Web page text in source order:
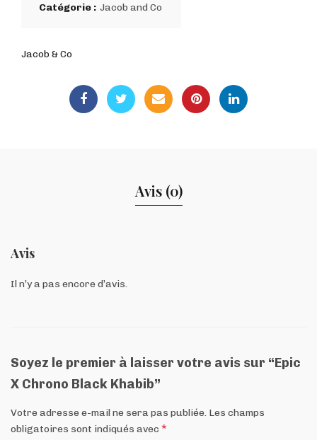
Catégorie : Jacob and Co
Jacob & Co
Avis (0)
Avis
Il n’y a pas encore d’avis.
Soyez le premier à laisser votre avis sur “Epic
X Chrono Black Khabib”
Votre adresse e-mail ne sera pas publiée. Les champs
obligatoires sont indiqués avec *